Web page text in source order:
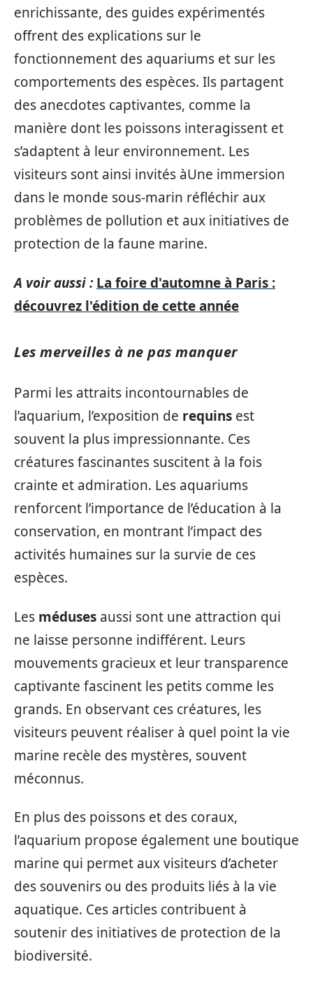
enrichissante, des guides expérimentés
offrent des explications sur le
fonctionnement des aquariums et sur les
comportements des espèces. Ils partagent
des anecdotes captivantes, comme la
manière dont les poissons interagissent et
s’adaptent à leur environnement. Les
visiteurs sont ainsi invités àUne immersion
dans le monde sous-marin réfléchir aux
problèmes de pollution et aux initiatives de
protection de la faune marine.
A voir aussi : La foire d'automne à Paris :
découvrez l'édition de cette année
Les merveilles à ne pas manquer
Parmi les attraits incontournables de
l’aquarium, l’exposition de requins est
souvent la plus impressionnante. Ces
créatures fascinantes suscitent à la fois
crainte et admiration. Les aquariums
renforcent l’importance de l’éducation à la
conservation, en montrant l’impact des
activités humaines sur la survie de ces
espèces.
Les méduses aussi sont une attraction qui
ne laisse personne indifférent. Leurs
mouvements gracieux et leur transparence
captivante fascinent les petits comme les
grands. En observant ces créatures, les
visiteurs peuvent réaliser à quel point la vie
marine recèle des mystères, souvent
méconnus.
En plus des poissons et des coraux,
l’aquarium propose également une boutique
marine qui permet aux visiteurs d’acheter
des souvenirs ou des produits liés à la vie
aquatique. Ces articles contribuent à
soutenir des initiatives de protection de la
biodiversité.